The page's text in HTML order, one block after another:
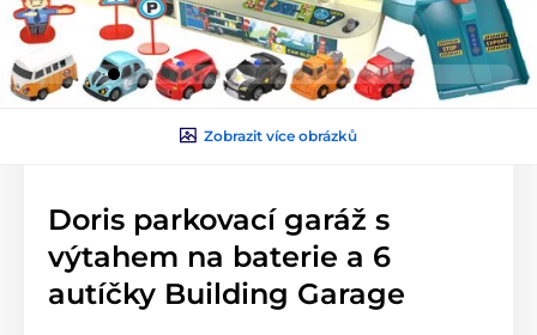
Zobrazit více obrázků
Doris parkovací garáž s
výtahem na baterie a 6
autíčky Building Garage